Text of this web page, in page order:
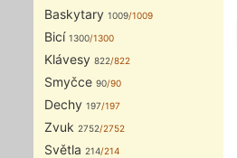
Baskytary 1009/1009
Bicí 1300/1300
Klávesy 822/822
Smyčce 90/90
Dechy 197/197
Zvuk 2752/2752
Světla 214/214